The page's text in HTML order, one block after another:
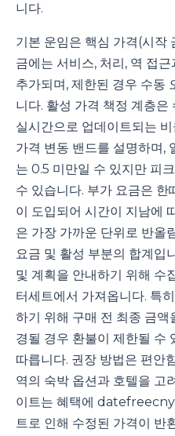
니다.
기본 운임은 핵심 가격(시작
금에는 서비스, 처리, 역 접
추가되며, 제한된 경우 수동
니다. 활성 가격 책정 계층은
실시간으로 업데이트되는
가격 변동 밴드를 설명하며,
는 0.5 미만일 수 있지만 피
수 있습니다. 부가 요금은
이 도입되어 시간이 지남에
은 가장 가까운 단위로 반올
요금 및 활성 부분의 합계입
및 계획을 안내하기 위해 수
터세트에서 가져옵니다. 특
하기 위해 구매 전 최종 금액
경될 경우 환불이 제한될 수
따릅니다. 권장 방법은 편안
역의 숙박 옵션과 호텔을 고
이트는 혜택에 datefreecny
트로 인해 수정된 가격이 반